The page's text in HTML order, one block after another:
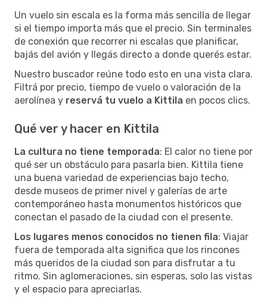
Un vuelo sin escala es la forma más sencilla de llegar
si el tiempo importa más que el precio. Sin terminales
de conexión que recorrer ni escalas que planificar,
bajás del avión y llegás directo a donde querés estar.
Nuestro buscador reúne todo esto en una vista clara.
Filtrá por precio, tiempo de vuelo o valoración de la
aerolínea y reservá tu vuelo a Kittila en pocos clics.
Qué ver y hacer en Kittila
La cultura no tiene temporada: El calor no tiene por
qué ser un obstáculo para pasarla bien. Kittila tiene
una buena variedad de experiencias bajo techo,
desde museos de primer nivel y galerías de arte
contemporáneo hasta monumentos históricos que
conectan el pasado de la ciudad con el presente.
Los lugares menos conocidos no tienen fila: Viajar
fuera de temporada alta significa que los rincones
más queridos de la ciudad son para disfrutar a tu
ritmo. Sin aglomeraciones, sin esperas, solo las vistas
y el espacio para apreciarlas.